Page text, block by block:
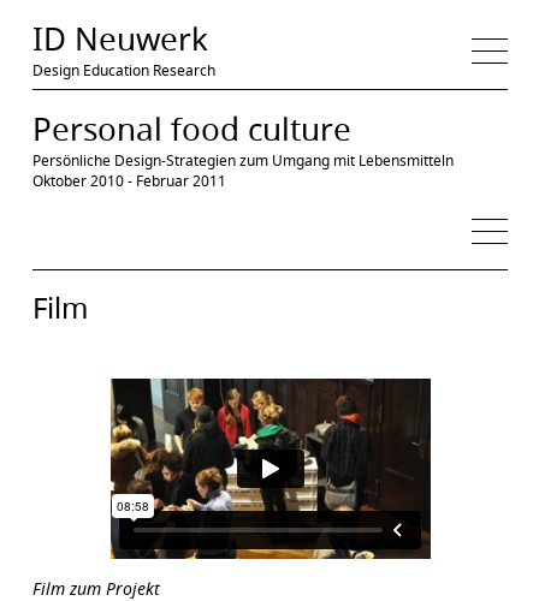
ID Neuwerk
Design Education Research
Personal food culture
Persönliche Design-Strategien zum Umgang mit Lebensmitteln
Oktober 2010 - Februar 2011
Projekt
ThemaProzessWorkshop
Ergebnis
Ressourcen
Referate Literatur
Film
Film zum Projekt